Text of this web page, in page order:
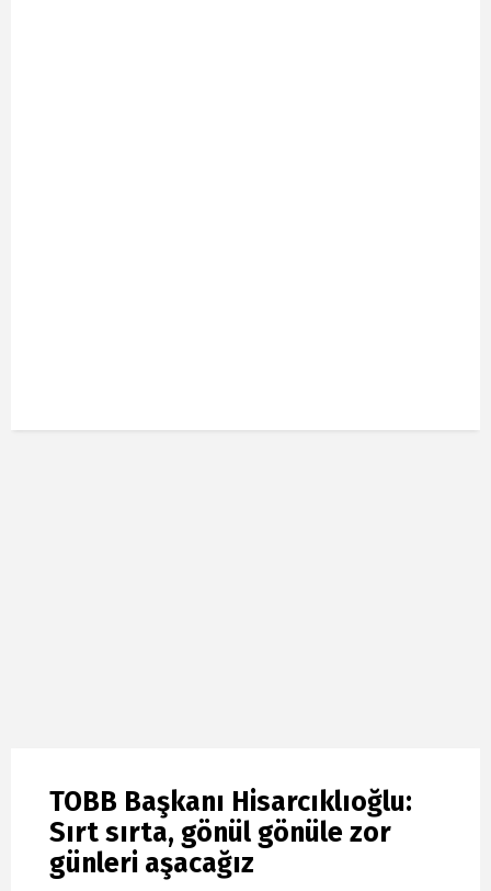
TOBB Başkanı Hisarcıklıoğlu:
Sırt sırta, gönül gönüle zor
günleri aşacağız